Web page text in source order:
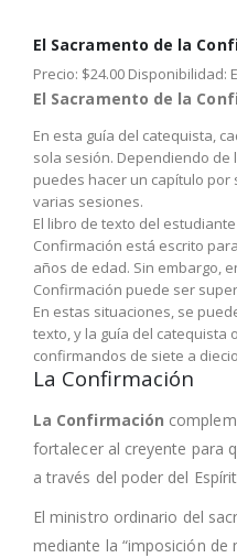
El Sacramento de la
Precio: $24.00 Disponibilidad:
El Sacramento de la
En esta guía del catequista,
sola sesión. Dependiendo de
puedes hacer un capítulo por
varias sesiones.
El libro de texto del
Confirmación está escrito
años de edad. Sin embargo,
Confirmación puede ser
En estas situaciones, se
texto, y la guía del catequista
confirmandos de siete a
La Confirmación
La Confirmación
fortalecer al creyente para
a través del poder del
El ministro ordinario del
mediante la “imposición de